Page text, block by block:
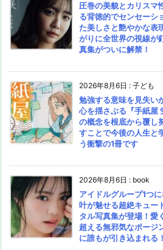
圧巻の美貌とカリスマ
る背徳的でセンセーシ
た美しさと艶やかな表
がりに全世界の視線が
真集がついに解禁！
2026年8月6日 : 子ども
勉強する意味を見失い
心を揺さぶる『手紙屋
の概念を根底から覆し
すことで今後の人生と
う衝撃の1冊です
2026年8月6日 : book
アイドルグループ1つ
叶が魅せる超絶キュー
タル写真集が登場！愛
超える無邪気なポージ
に誰もが引き込まれる！